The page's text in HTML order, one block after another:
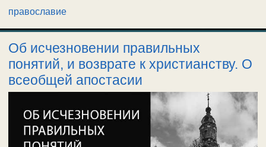
православие
Об исчезновении правильных
понятий, и возврате к христианству. О
всеобщей апостасии